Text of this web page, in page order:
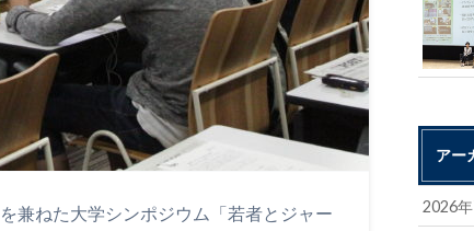
兼ねた大学シンポジウム「若者とジャー
アー
2026年